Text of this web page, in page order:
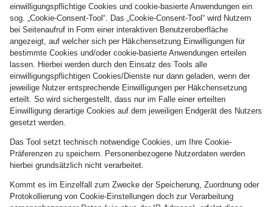
einwilligungspflichtige Cookies und cookie-basierte Anwendungen ein
sog. „Cookie-Consent-Tool“. Das „Cookie-Consent-Tool“ wird Nutzern
bei Seitenaufruf in Form einer interaktiven Benutzeroberfläche
angezeigt, auf welcher sich per Häkchensetzung Einwilligungen für
bestimmte Cookies und/oder cookie-basierte Anwendungen erteilen
lassen. Hierbei werden durch den Einsatz des Tools alle
einwilligungspflichtigen Cookies/Dienste nur dann geladen, wenn der
jeweilige Nutzer entsprechende Einwilligungen per Häkchensetzung
erteilt. So wird sichergestellt, dass nur im Falle einer erteilten
Einwilligung derartige Cookies auf dem jeweiligen Endgerät des Nutzers
gesetzt werden.
Das Tool setzt technisch notwendige Cookies, um Ihre Cookie-
Präferenzen zu speichern. Personenbezogene Nutzerdaten werden
hierbei grundsätzlich nicht verarbeitet.
Kommt es im Einzelfall zum Zwecke der Speicherung, Zuordnung oder
Protokollierung von Cookie-Einstellungen doch zur Verarbeitung